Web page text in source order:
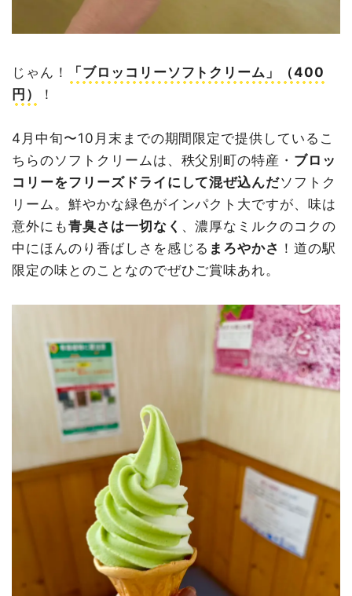
じゃん！
「ブロッコリーソフトクリーム」（400
円）
！
4月中旬〜10月末までの期間限定で提供しているこ
ちらのソフトクリームは、秩父別町の特産・ ブロッ
コリーをフリーズドライにして混ぜ込んだソフトク
リーム。鮮やかな緑色がインパクト大ですが、味は
意外にも青臭さは一切なく 、濃厚なミルクのコクの
中にほんのり香ばしさを感じる まろやかさ ！道の駅
限定の味とのことなのでぜひご賞味あれ。